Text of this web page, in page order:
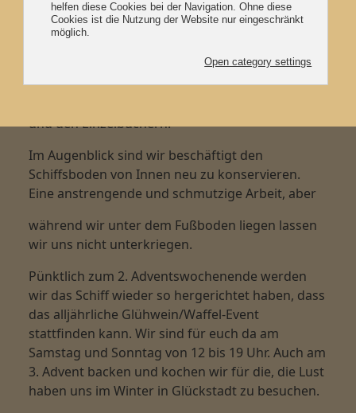
Es ist schon wieder eine Weile her, dass ihr über
diesem Wege von uns gehört habt. Jetzt aber ist
zukommen zu lassen. Wir hoffen euch allen geht
es gut und ihr habt Lust auf unsere Neuigkeiten.
und den Einzelbuchern!
Im Augenblick sind wir beschäftigt den
Schiffsboden von Innen neu zu konservieren.
Eine anstrengende und schmutzige Arbeit, aber
während wir unter dem Fußboden liegen lassen
wir uns nicht unterkriegen.
Pünktlich zum 2. Adventswochenende werden
wir das Schiff wieder so hergerichtet haben, dass
das alljährliche Glühwein/Waffel-Event
stattfinden kann. Wir sind für euch da am
Samstag und Sonntag von 12 bis 19 Uhr. Auch am
3. Advent backen und kochen wir für die, die Lust
haben uns im Winter in Glückstadt zu besuchen.